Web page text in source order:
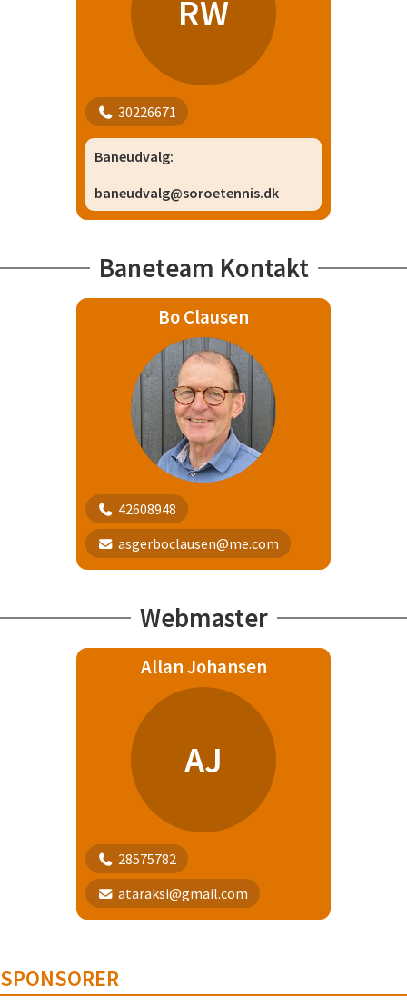
RW
30226671
Baneudvalg:
baneudvalg@soroetennis.dk
Baneteam Kontakt
Bo Clausen
42608948
asgerboclausen@me.com
Webmaster
Allan Johansen
AJ
28575782
ataraksi@gmail.com
SPONSORER